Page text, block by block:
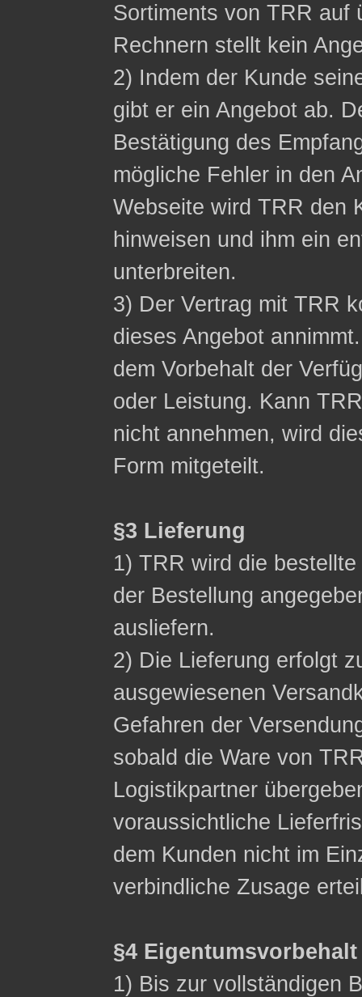
Sortiments von TRR auf
Rechnern stellt kein
2) Indem der Kunde
gibt er ein Angebot ab.
Bestätigung des
mögliche Fehler in den
Webseite wird TRR den
hinweisen und ihm ein
unterbreiten.
3) Der Vertrag mit TRR
dieses Angebot
dem Vorbehalt der
oder Leistung. Kann
nicht annehmen, wird
Form mitgeteilt.
§3 Lieferung
1) TRR wird die
der Bestellung
ausliefern.
2) Die Lieferung erfolgt
ausgewiesenen
Gefahren der
sobald die Ware von
Logistikpartner
voraussichtliche
dem Kunden nicht im
verbindliche Zusage
§4 Eigentumsvorbehalt
1) Bis zur vollständigen